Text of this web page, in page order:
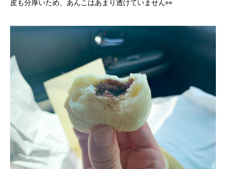
皮も分厚いため、あんこはあまり透けていません👀